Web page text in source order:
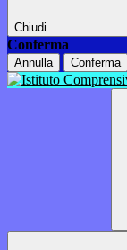
Chiudi
Conferma
Annulla Conferma